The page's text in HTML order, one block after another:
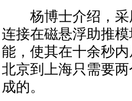
杨博士介绍，采
连接在磁悬浮助推
能，使其在十余秒
北京到上海只需要
成的。